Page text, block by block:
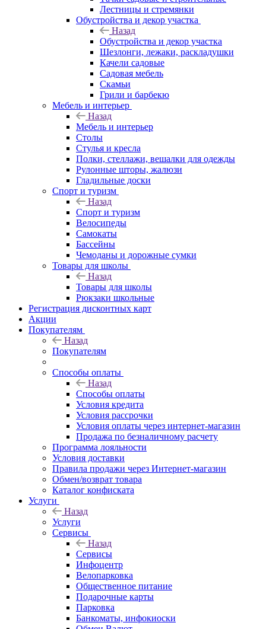
Лестницы и стремянки
Обустройства и декор участка
Назад
Обустройства и декор участка
Шезлонги, лежаки, раскладушки
Качели садовые
Садовая мебель
Скамьи
Грили и барбекю
Мебель и интерьер
Назад
Мебель и интерьер
Столы
Стулья и кресла
Полки, стеллажи, вешалки для одежды
Рулонные шторы, жалюзи
Гладильные доски
Спорт и туризм
Назад
Спорт и туризм
Велосипеды
Самокаты
Бассейны
Чемоданы и дорожные сумки
Товары для школы
Назад
Товары для школы
Рюкзаки школьные
Регистрация дисконтных карт
Акции
Покупателям
Назад
Покупателям
Способы оплаты
Назад
Способы оплаты
Условия кредита
Условия рассрочки
Условия оплаты через интернет-магазин
Продажа по безналичному расчету
Программа лояльности
Условия доставки
Правила продажи через Интернет-магазин
Обмен/возврат товара
Каталог конфиската
Услуги
Назад
Услуги
Сервисы
Назад
Сервисы
Инфоцентр
Велопарковка
Общественное питание
Подарочные карты
Парковка
Банкоматы, инфокиоски